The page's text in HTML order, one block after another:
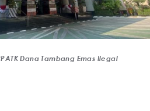
Dana Tambang Emas Ilegal